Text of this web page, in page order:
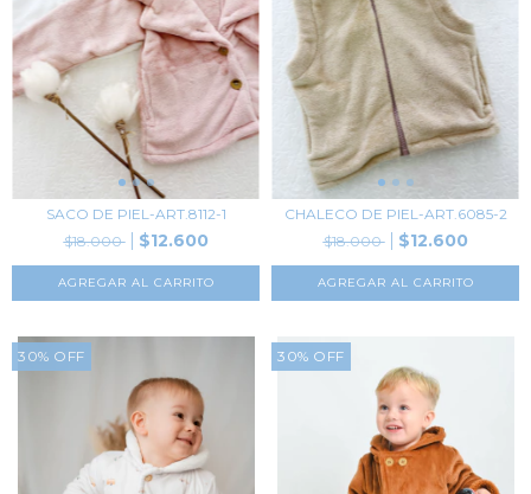
SACO DE PIEL-ART.8112-1
$18.000
$12.600
AGREGAR AL CARRITO
CHALECO DE PIEL-ART.6085-2
$18.000
$12.600
AGREGAR AL CARRITO
30% OFF 30% OFF